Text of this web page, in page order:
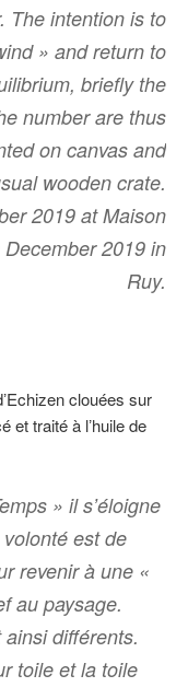
The intention is to
» and return to
briefly the
number are thus
on canvas and
wooden crate.
2019 at Maison
2019 in
Ruy.
clouées sur
et traité à lʼhuile de
» il sʼéloigne
est de
revenir à une «
au paysage.
différents.
toile et la toile